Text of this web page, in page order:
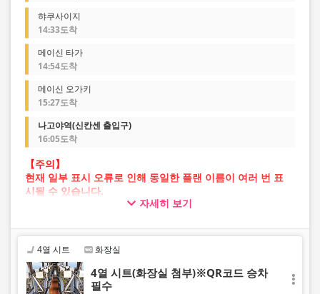
햐쿠사이지
14:33도착
메이신 타가
14:54도착
메이신 오가키
15:27도착
나고야역(신칸센 출입구)
16:05도착
【주의】
현재 일부 표시 오류로 인해 동일한 플랜 이름이 여러 번 표
시될 수 있습니다.
이 경우 예약 진행 중 오류가 발생할 가능성이 있습니다.
플랜을 선택하여 예약해 주시기 바랍니다.
자세히 보기
4열 시트 화장실
4열 시트(화장실 첨부)※QR코드 승차
필수